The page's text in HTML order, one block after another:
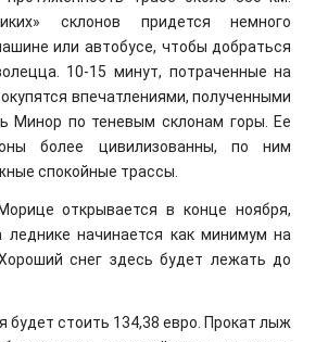
склонов придется немного
или автобусе, чтобы добраться
10-15 минут, потраченные на
окупятся впечатлениями, полученными
Минор по теневым склонам горы. Ее
более цивилизованны, по ним
спокойные трассы.
открывается в конце ноября,
леднике начинается как минимум на
снег здесь будет лежать до
будет стоить 134,38 евро. Прокат лыж